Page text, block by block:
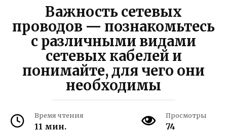
Важность сетевых
проводов — познакомьтесь
с различными видами
сетевых кабелей и
понимайте, для чего они
необходимы
Время чтения
11 мин.
Просмотры
74